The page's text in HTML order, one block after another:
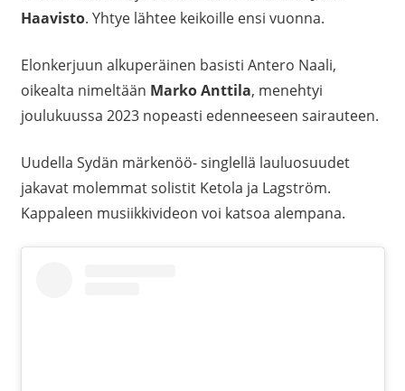
Haavisto. Yhtye lähtee keikoille ensi vuonna.
Elonkerjuun alkuperäinen basisti Antero Naali,
oikealta nimeltään Marko Anttila, menehtyi
joulukuussa 2023 nopeasti edenneeseen sairauteen.
Uudella Sydän märkenöö- singlellä lauluosuudet
jakavat molemmat solistit Ketola ja Lagström.
Kappaleen musiikkivideon voi katsoa alempana.